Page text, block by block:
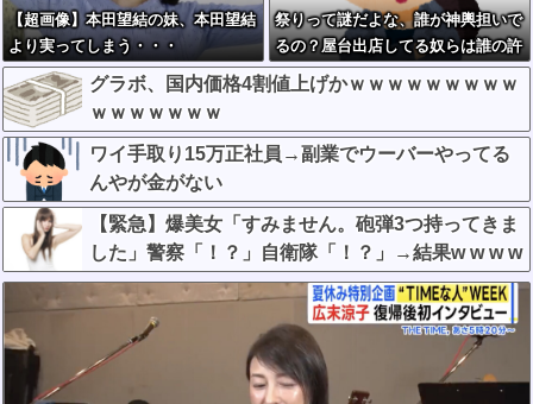
【超画像】本田望結の妹、本田望結
より実ってしまう・・・
祭りって謎だよな、誰が神輿担いで
るの？屋台出店してる奴らは誰の許
可を得て商売してるの？
グラボ、国内価格4割値上げかｗｗｗｗｗｗｗｗｗ
ｗｗｗｗｗｗｗ
ワイ手取り15万正社員→副業でウーバーやってる
んやが金がない
【緊急】爆美女「すみません。砲弾3つ持ってきま
した」警察「！？」自衛隊「！？」→結果w w w w
w w w w